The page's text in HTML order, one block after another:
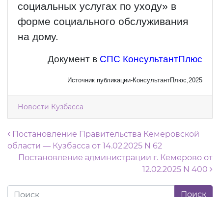
социальных услугах по уходу» в
форме социального обслуживания
на дому.
Документ в СПС КонсультантПлюс
Источник публикации-КонсультантПлюс,2025
Новости Кузбасса
Навигация по записям
Постановление Правительства Кемеровской
области — Кузбасса от 14.02.2025 N 62
Постановление администрации г. Кемерово от
12.02.2025 N 400